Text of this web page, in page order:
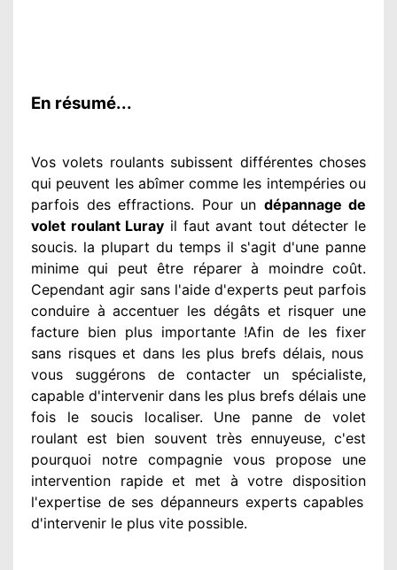
En résumé...
Vos volets roulants subissent différenteschoses
qui peuvent les abîmercomme les intempéries ou
parfois des effractions. Pour un dépannage de
volet roulant Luray il faut avant tout détecter le
soucis. la plupart du temps il s'agit d'une panne
minime qui peut être réparerà moindrecoût.
Cependant agir sans l'aide d'experts peut parfois
conduire à accentuer les dégâtset risquer une
facture bien plus importante!Afin de les fixer
sans risques et dans les plus brefs délais, nous
vous suggéronsde contacter un spécialiste,
capable d'intervenir dans les plus brefs délais une
fois le soucislocaliser. Une panne de volet
roulant est bien souvent très ennuyeuse, c'est
pourquoi notre compagnie vous propose une
intervention rapide et met à votre disposition
l'expertise de ses dépanneurs expertscapables
d'intervenir le plus vite possible.